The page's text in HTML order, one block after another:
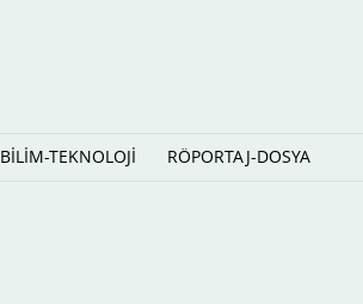
BİLİM-TEKNOLOJİ RÖPORTAJ-DOSYA